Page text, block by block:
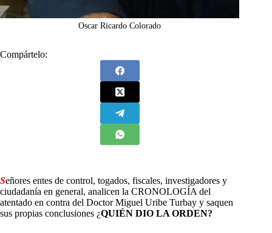
Oscar Ricardo Colorado
Compártelo:
Señores entes de control, togados, fiscales, investigadores y
ciudadanía en general, analicen la CRONOLOGÍA del
atentado en contra del Doctor Miguel Uribe Turbay y saquen
sus propias conclusiones ¿QUIÉN DIO LA ORDEN?